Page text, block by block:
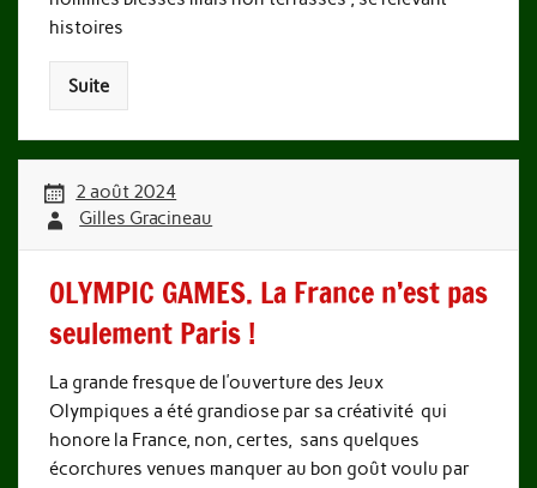
histoires
Suite
2 août 2024
Gilles Gracineau
OLYMPIC GAMES. La France n’est pas
seulement Paris !
La grande fresque de l’ouverture des Jeux
Olympiques a été grandiose par sa créativité qui
honore la France, non, certes, sans quelques
écorchures venues manquer au bon goût voulu par